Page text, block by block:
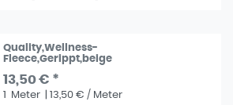
Quality,Wellness-
Fleece,Gerippt,beige
13,50 € *
1 Meter | 13,50 € / Meter